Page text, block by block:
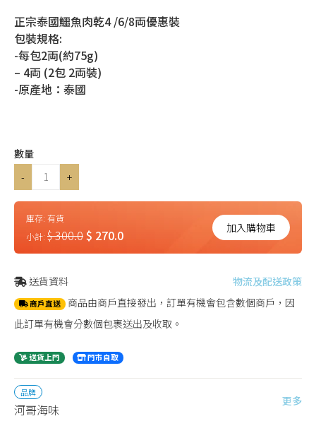
正宗泰國鱷魚肉乾4 /6/8両優惠裝
包裝規格:
-每包2両(約75g)
– 4両 (2包 2両裝)
-原產地：泰國
數量
-
+
庫存: 有貨
小計: $ 300.0$ 270.0 加入購物車
送貨資料 物流及配送政策
商戶直送 商品由商戶直接發出，訂單有機會包含數個商戶，因
此訂單有機會分數個包裹送出及收取。
送貨上門 門市自取
品牌
河哥海味
更多